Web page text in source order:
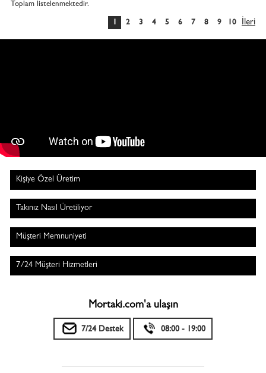
Toplam listelenmektedir.
İleri
1 2 3 4 5 6 7 8 9 10
Kişiye Özel Üretim
Takınız Nasıl Üretiliyor
Müşteri Memnuniyeti
7/24 Müşteri Hizmetleri
Mortaki.com'a ulaşın
7/24 Destek 08:00 - 19:00